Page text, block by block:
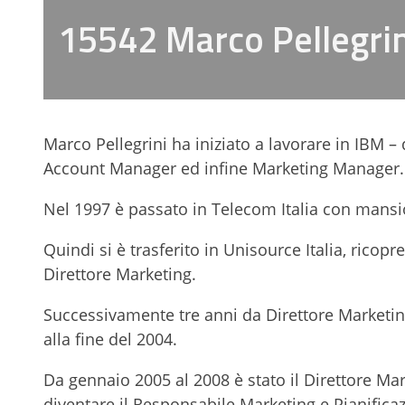
15542 Marco
Marco Pellegrini ha iniziato a lavorare in IBM
Account Manager ed infine Marketing
Nel 1997 è passato in Telecom Italia con
Quindi si è trasferito in Unisource Italia,
Direttore Marketing.
Successivamente tre anni da Direttore
alla fine del 2004.
Da gennaio 2005 al 2008 è stato il Direttore